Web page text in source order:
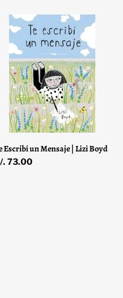
Escribí
Mensaje
Boyd
Escribí un Mensaje | Lizi Boyd
. 73.00